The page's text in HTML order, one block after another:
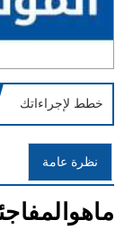
خطط لإجراءاتك
نظرة عامة